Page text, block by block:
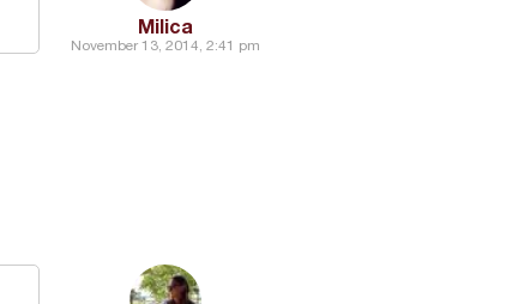
Milica
November 13, 2014, 2:41 pm